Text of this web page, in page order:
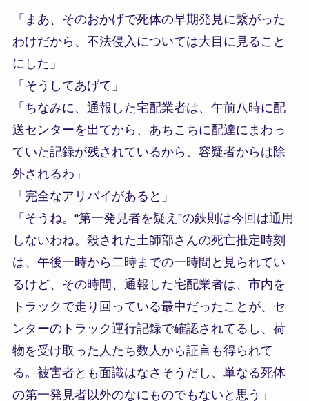
「まあ、そのおかげで死体の早期発見に繋がった
わけだから、不法侵入については大目に見ること
にした」
「そうしてあげて」
「ちなみに、通報した宅配業者は、午前八時に配
送センターを出てから、あちこちに配達にまわっ
ていた記録が残されているから、容疑者からは除
外されるわ」
「完全なアリバイがあると」
「そうね。“第一発見者を疑え”の鉄則は今回は通用
しないわね。殺された土師部さんの死亡推定時刻
は、午後一時から二時までの一時間と見られてい
るけど、その時間、通報した宅配業者は、市内を
トラックで走り回っている最中だったことが、セ
ンターのトラック運行記録で確認されてるし、荷
物を受け取った人たち数人から証言も得られて
る。被害者とも面識はなさそうだし、単なる死体
の第一発見者以外のなにものでもないと思う」